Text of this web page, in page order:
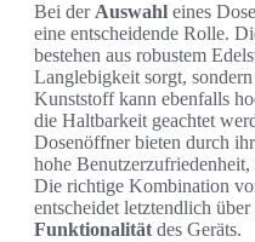
Bei der Auswahl eines
eine entscheidende Rolle.
bestehen aus robustem
Langlebigkeit sorgt,
Kunststoff kann ebenfalls
die Haltbarkeit geachtet
Dosenöffner bieten durch
hohe
Die richtige Kombination
entscheidet letztendlich
Funktionalität des Geräts.